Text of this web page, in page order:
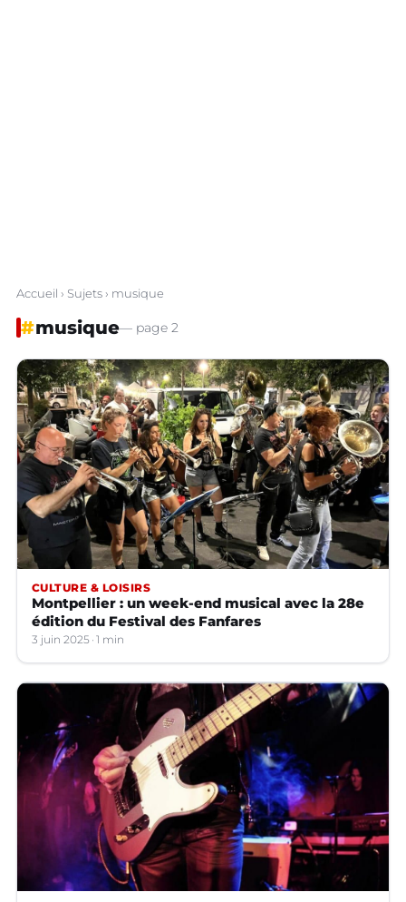
Accueil › Sujets› musique
#musique— page 2
CULTURE & LOISIRS
Montpellier : un week-end musical avec la 28e
édition du Festival des Fanfares
3 juin 2025 1 min